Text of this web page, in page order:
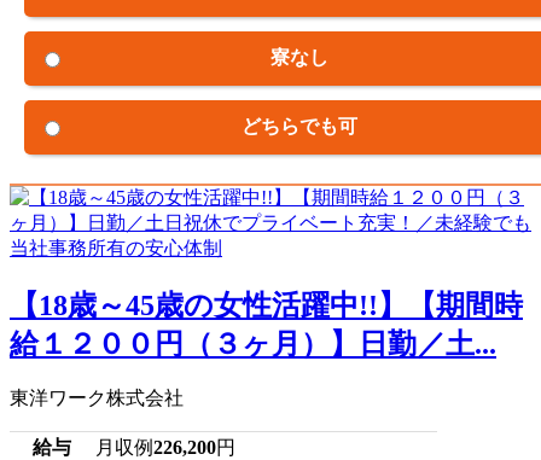
寮なし
どちらでも可
【18歳～45歳の女性活躍中!!】【期間時
給１２００円（３ヶ月）】日勤／土...
東洋ワーク株式会社
給与 月収例226,200円